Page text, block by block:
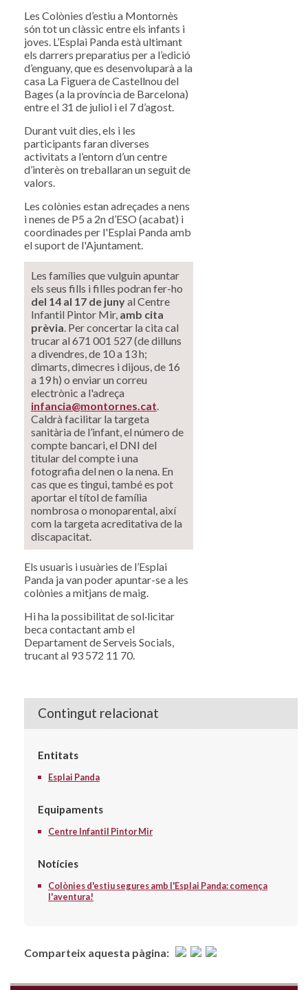
Les Colònies d’estiu a Montornès
són tot un clàssic entre els infants i
joves. L’Esplai Panda està ultimant
els darrers preparatius per a l’edició
d’enguany, que es desenvoluparà a la
casa La Figuera de Castellnou del
Bages (a la província de Barcelona)
entre el 31 de juliol i el 7 d’agost.
Durant vuit dies, els i les
participants faran diverses
activitats a l’entorn d’un centre
d’interès on treballaran un seguit de
valors.
Les colònies estan adreçades a nens
i nenes de P5 a 2n d’ESO (acabat) i
coordinades per l'Esplai Panda amb
el suport de l'Ajuntament.
Les famílies que vulguin apuntar
els seus fills i filles podran fer-ho
del 14 al 17 de junyal Centre
Infantil Pintor Mir, amb cita
prèvia. Per concertar la cita cal
trucar al 671 001 527 (de dilluns
a divendres, de 10 a 13 h;
dimarts, dimecres i dijous, de 16
a 19 h) o enviar un correu
electrònic a l'adreça
infancia@montornes.cat.
Caldrà facilitar la targeta
sanitària de l’infant, el número de
compte bancari, el DNI del
titular del compte i una
fotografia del nen o la nena. En
cas que es tingui, també es pot
aportar el títol de família
nombrosa o monoparental, així
com la targeta acreditativa de la
discapacitat.
Els usuaris i usuàries de l’Esplai
Panda ja van poder apuntar-se a les
colònies a mitjans de maig.
Hi ha la possibilitat de sol·licitar
beca contactant amb el
Departament de Serveis Socials,
trucant al 93 572 11 70.
Contingut relacionat
Entitats
Esplai Panda
Equipaments
Centre Infantil Pintor Mir
Notícies
Colònies d'estiu segures amb l'Esplai Panda: comença
l'aventura!
Comparteix aquesta pàgina: